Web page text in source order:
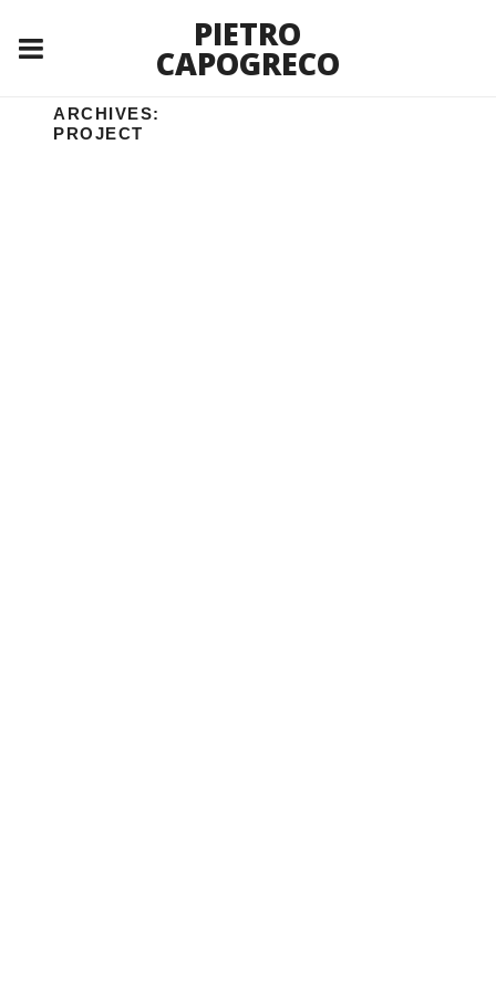
PIETRO
CAPOGRECO
ARCHIVES:
PROJECT